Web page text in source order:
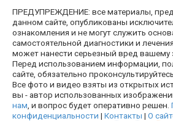
ПРЕДУПРЕЖДЕНИЕ: все материалы,
данном сайте, опубликованы
ознакомления и не могут служить
самостоятельной диагностики и
может нанести серьезный вред вашему
Перед использованием информации,
сайте, обязательно
Все фото и видео взяты из открытых
вы - автор использованных
нам , и вопрос будет оперативно решен.
конфиденциальности | Контакты | О